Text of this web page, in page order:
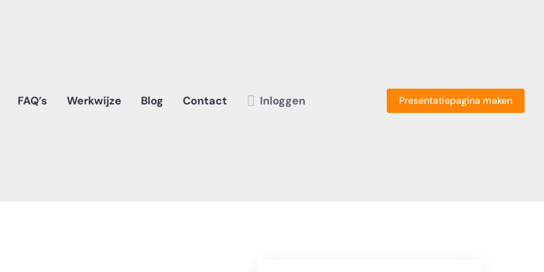
FAQ’s Werkwijze Blog Contact Inloggen Presentatiepagina maken